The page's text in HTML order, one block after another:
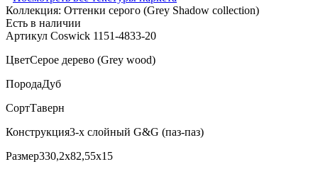
Коллекция: Оттенки серого (Grеy Shadow collection)
Есть в наличии
Артикул Coswick 1151-4833-20
ЦветСерое дерево (Grey wood)
ПородаДуб
СортТаверн
Конструкция3-х слойный G&G (паз-паз)
Размер330,2x82,55x15